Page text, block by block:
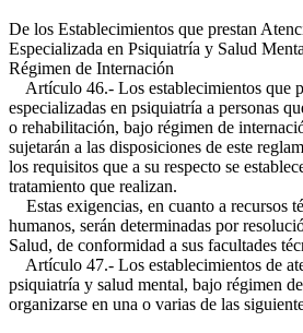
De los Establecimientos que prestan
Especializada en Psiquiatría y Salud
Régimen de Internación
Artículo 46.- Los establecimientos que
especializadas en psiquiatría a personas
o rehabilitación, bajo régimen de
sujetarán a las disposiciones de este
los requisitos que a su respecto se
tratamiento que realizan.
Estas exigencias, en cuanto a recursos
humanos, serán determinadas por
Salud, de conformidad a sus facultades
Artículo 47.- Los establecimientos de
psiquiatría y salud mental, bajo régimen
organizarse en una o varias de las